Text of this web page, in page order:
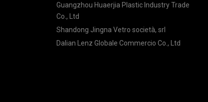
Guangzhou Huaerjia Plastic Industry Trade
Co., Ltd
Shandong Jingna Vetro società, srl
Dalian Lenz Globale Commercio Co., Ltd